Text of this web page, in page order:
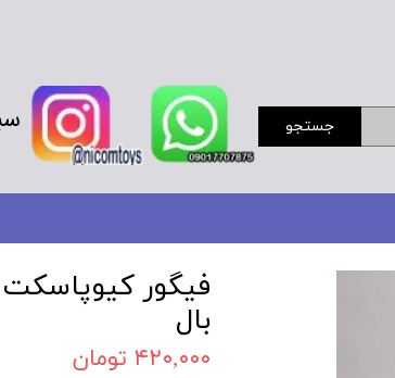
جستجو
فیگور کیوپاسکت
بال
۴۲۰,۰۰۰ تومان